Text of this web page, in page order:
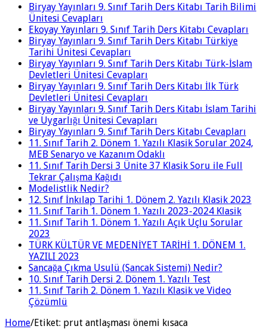
Biryay Yayınları 9. Sınıf Tarih Ders Kitabı Tarih Bilimi
Ünitesi Cevapları
Ekoyay Yayınları 9. Sınıf Tarih Ders Kitabı Cevapları
Biryay Yayınları 9. Sınıf Tarih Ders Kitabı Türkiye
Tarihi Ünitesi Cevapları
Biryay Yayınları 9. Sınıf Tarih Ders Kitabı Türk-İslam
Devletleri Ünitesi Cevapları
Biryay Yayınları 9. Sınıf Tarih Ders Kitabı İlk Türk
Devletleri Ünitesi Cevapları
Biryay Yayınları 9. Sınıf Tarih Ders Kitabı İslam Tarihi
ve Uygarlığı Ünitesi Cevapları
Biryay Yayınları 9. Sınıf Tarih Ders Kitabı Cevapları
11. Sınıf Tarih 2. Dönem 1. Yazılı Klasik Sorular 2024,
MEB Senaryo ve Kazanım Odaklı
11. Sınıf Tarih Dersi 3 Ünite 37 Klasik Soru ile Full
Tekrar Çalışma Kağıdı
Modelistlik Nedir?
12. Sınıf İnkılap Tarihi 1. Dönem 2. Yazılı Klasik 2023
11. Sınıf Tarih 1. Dönem 1. Yazılı 2023-2024 Klasik
11. Sınıf Tarih 1. Dönem 1. Yazılı Açık Uçlu Sorular
2023
TÜRK KÜLTÜR VE MEDENİYET TARİHİ 1. DÖNEM 1.
YAZILI 2023
Sancağa Çıkma Usulü (Sancak Sistemi) Nedir?
10. Sınıf Tarih Dersi 2. Dönem 1. Yazılı Test
11. Sınıf Tarih 2. Dönem 1. Yazılı Klasik ve Video
Çözümlü
Home/Etiket: prut antlaşması önemi kısaca